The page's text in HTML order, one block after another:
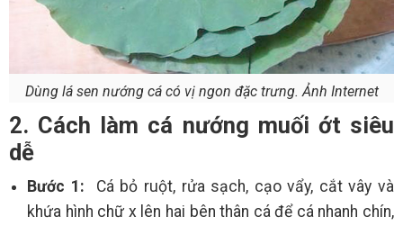
Dùng lá sen nướng cá có vị ngon đặc trưng. Ảnh Internet
2. Cách làm cá nướng muối ớt siêu
dễ
Bước 1:
Cá bỏ ruột, rửa sạch, cạo vẩy, cắt vây và
khứa hình chữ x lên hai bên thân cá để cá nhanh chín,